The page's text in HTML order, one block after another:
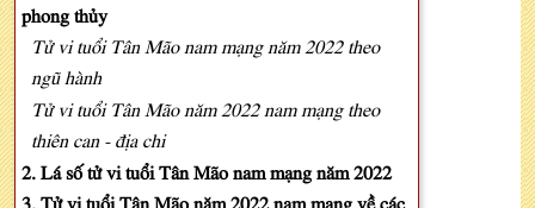
phong thủy
Tử vi tuổi Tân Mão nam mạng năm 2022 theo
ngũ hành
Tử vi tuổi Tân Mão năm 2022 nam mạng theo
thiên can - địa chi
2. Lá số tử vi tuổi Tân Mão nam mạng năm 2022
3. Tử vi tuổi Tân Mão năm 2022 nam mạng về các